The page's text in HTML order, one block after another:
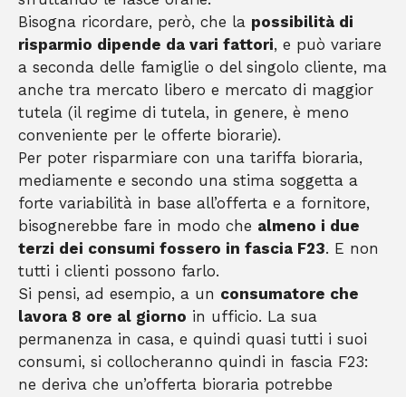
Bisogna ricordare, però, che la possibilità di
risparmio dipende da vari fattori, e può variare
a seconda delle famiglie o del singolo cliente, ma
anche tra mercato libero e mercato di maggior
tutela (il regime di tutela, in genere, è meno
conveniente per le offerte biorarie).
Per poter risparmiare con una tariffa bioraria,
mediamente e secondo una stima soggetta a
forte variabilità in base all’offerta e a fornitore,
bisognerebbe fare in modo che almeno i due
terzi dei consumi fossero in fascia F23. E non
tutti i clienti possono farlo.
Si pensi, ad esempio, a un consumatore che
lavora 8 ore al giorno in ufficio. La sua
permanenza in casa, e quindi quasi tutti i suoi
consumi, si collocheranno quindi in fascia F23:
ne deriva che un’offerta bioraria potrebbe